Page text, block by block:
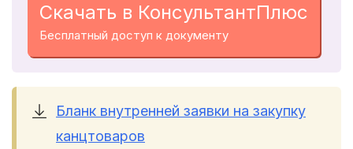
Скачать в КонсультантПлюс
Бесплатный доступ к документу
Бланк внутренней заявки на закупку
канцтоваров